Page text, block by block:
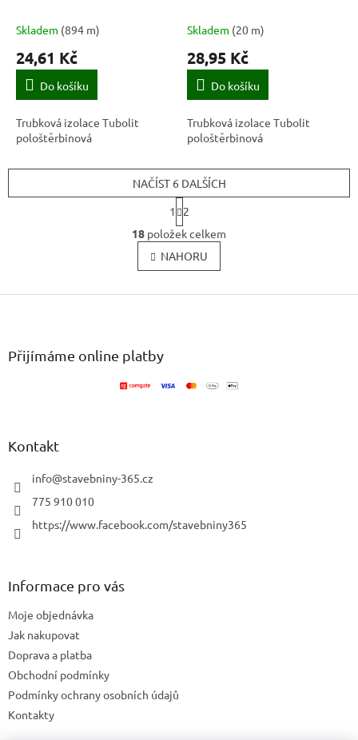
Skladem (894 m)
24,61 Kč
Do košíku
Trubková izolace Tubolit
pološtěrbinová
Skladem (20 m)
28,95 Kč
Do košíku
Trubková izolace Tubolit
pološtěrbinová
O
v
l
á
NAČÍST 6 DALŠÍCH
S
t
r
á
n
k
v
1
2
18 položek celkem
NAHORU
Z
Přijímáme online platby
Kontakt
info@stavebniny-365.cz
775 910 010
https://www.facebook.com/stavebniny365
Informace pro vás
Moje objednávka
Jak nakupovat
Doprava a platba
Obchodní podmínky
Podmínky ochrany osobních údajů
Kontakty